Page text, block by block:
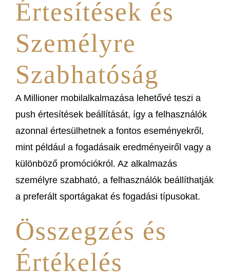
Értesítések és
Személyre
Szabhatóság
A Millioner mobilalkalmazása lehetővé teszi a
push értesítések beállítását, így a felhasználók
azonnal értesülhetnek a fontos eseményekről,
mint például a fogadásaik eredményeiről vagy a
különböző promóciókról. Az alkalmazás
személyre szabható, a felhasználók beállíthatják
a preferált sportágakat és fogadási típusokat.
Összegzés és
Értékelés